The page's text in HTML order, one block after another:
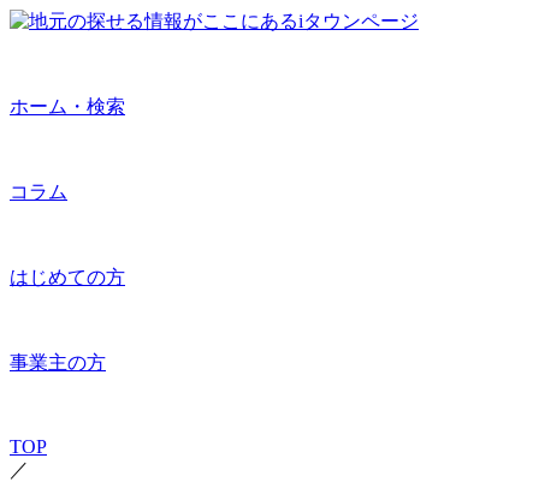
ホーム・検索
コラム
はじめての方
事業主の方
TOP
／